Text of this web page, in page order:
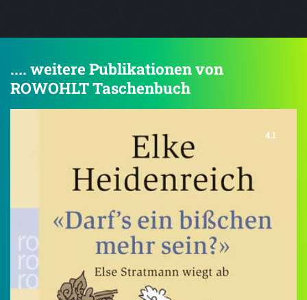
.... weitere Publikationen von
ROWOHLT Taschenbuch
4.1